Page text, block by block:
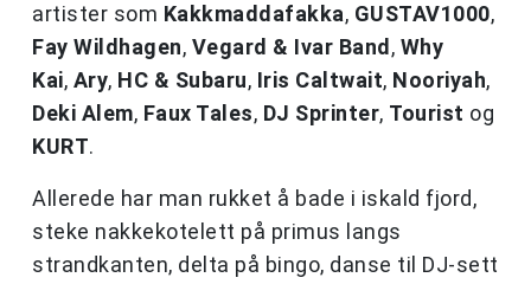
artister som Kakkmaddafakka, GUSTAV1000,
Fay Wildhagen, Vegard & Ivar Band , Why
Kai, Ary, HC & Subaru, Iris Caltwait, Nooriyah,
Deki Alem, Faux Tales, DJ Sprinter, Tourist og
KURT.
Allerede har man rukket å bade i iskald fjord,
steke nakkekotelett på primus langs
strandkanten, delta på bingo, danse til DJ-sett